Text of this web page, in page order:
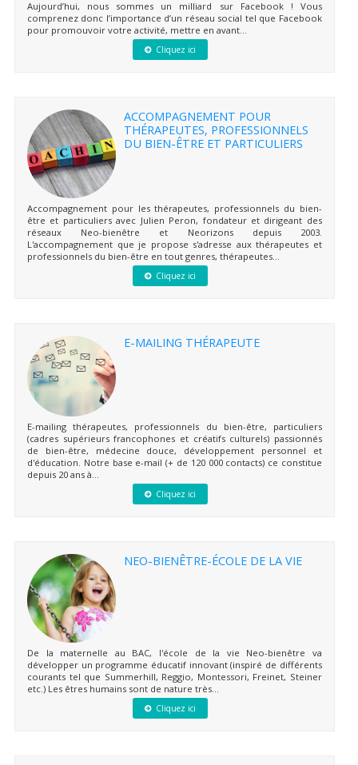
Aujourd’hui, nous sommes un milliard sur Facebook ! Vous
comprenez donc l’importance d’un réseau social tel que Facebook
pour promouvoir votre activité, mettre en avant...
Cliquez ici
ACCOMPAGNEMENT POUR
THÉRAPEUTES, PROFESSIONNELS
DU BIEN-ÊTRE ET PARTICULIERS
Accompagnement pour les thérapeutes, professionnels du bien-
être et particuliers avec Julien Peron, fondateur et dirigeant des
réseaux Neo-bienêtre et Neorizons depuis 2003.
L'accompagnement que je propose s'adresse aux thérapeutes et
professionnels du bien-être en tout genres, thérapeutes...
Cliquez ici
E-MAILING THÉRAPEUTE
E-mailing thérapeutes, professionnels du bien-être, particuliers
(cadres supérieurs francophones et créatifs culturels) passionnés
de bien-être, médecine douce, développement personnel et
d'éducation. Notre base e-mail (+ de 120 000 contacts) ce constitue
depuis 20 ans à...
Cliquez ici
NEO-BIENÊTRE-ÉCOLE DE LA VIE
De la maternelle au BAC, l'école de la vie Neo-bienêtre va
développer un programme éducatif innovant (inspiré de différents
courants tel que Summerhill, Reggio, Montessori, Freinet, Steiner
etc.) Les êtres humains sont de nature très...
Cliquez ici